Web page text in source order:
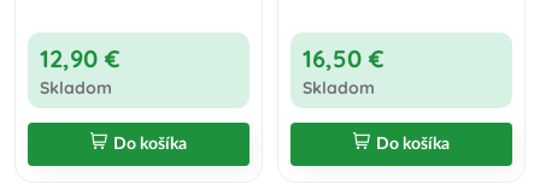
12,90 €
Skladom
Do košíka
16,50 €
Skladom
Do košíka